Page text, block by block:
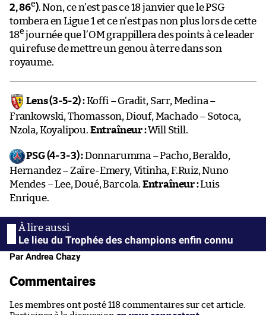
2, 86e). Non, ce n’est pas ce 18 janvier que le PSG
tombera en Ligue 1 et ce n’est pas non plus lors de cette
18e journée que l’OM grappillera des points à ce leader
qui refuse de mettre un genou à terre dans son
royaume.
Lens (3-5-2) :Koffi – Gradit, Sarr, Medina –
Frankowski, Thomasson, Diouf, Machado – Sotoca,
Nzola, Koyalipou. Entraîneur :Will Still.
PSG (4-3-3) :Donnarumma – Pacho, Beraldo,
Hernandez – Zaïre-Emery, Vitinha, F.Ruiz, Nuno
Mendes – Lee, Doué, Barcola. Entraîneur :Luis
Enrique.
Le lieu du Trophée des champions enfin connu
Par Andrea Chazy
Commentaires
Les membres ont posté 118 commentaires sur cet article.